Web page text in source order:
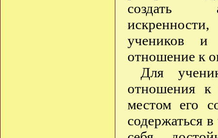
создать
учеников и
отношение к
Для
отношения к
местом его
содержаться